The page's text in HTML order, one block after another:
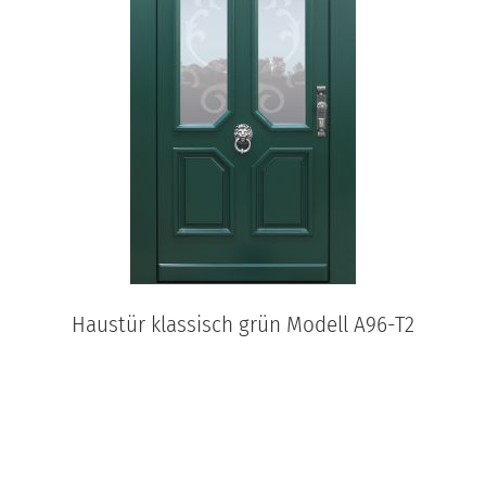
Haustür klassisch grün Modell A96-T2